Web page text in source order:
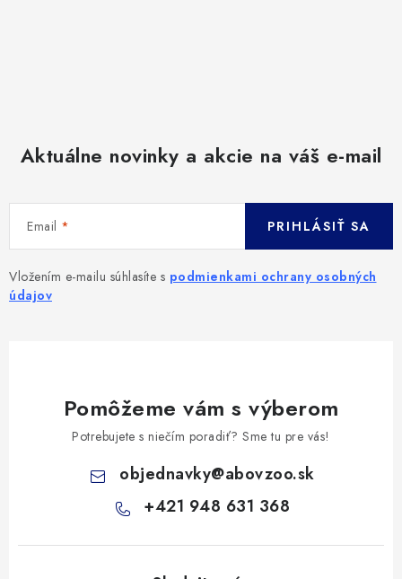
Aktuálne novinky a akcie na váš e-mail
Email
Vložením e-mailu súhlasíte s podmienkami ochrany osobných
údajov
PRIHLÁSIŤ SA
Pomôžeme vám s výberom
Potrebujete s niečím poradiť? Sme tu pre vás!
objednavky@abovzoo.sk
+421 948 631 368